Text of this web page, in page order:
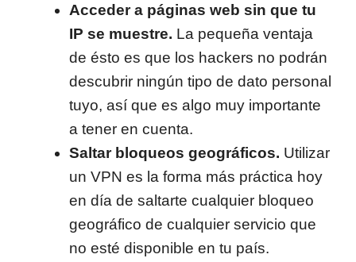
Acceder a páginas web sin que tu
IP se muestre. La pequeña ventaja
de ésto es que los hackers no podrán
descubrir ningún tipo de dato personal
tuyo, así que es algo muy importante
a tener en cuenta.
Saltar bloqueos geográficos. Utilizar
un VPN es la forma más práctica hoy
en día de saltarte cualquier bloqueo
geográfico de cualquier servicio que
no esté disponible en tu país.